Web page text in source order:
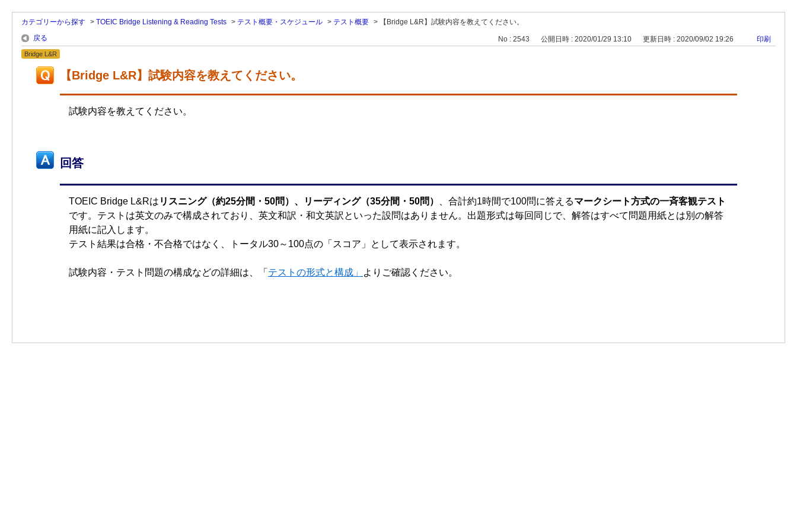
カテゴリーから探す > TOEIC Bridge Listening & Reading Tests > テスト概要・スケジュール > テスト概要 >
【Bridge L&R】試験内容を教えてください。
戻る
No : 2543 公開日時 : 2020/01/29 13:10 更新日時 : 2020/09/02 19:26 印刷
Bridge L&R
【Bridge L&R】試験内容を教えてください。
試験内容を教えてください。
回答
TOEIC Bridge L&Rは リスニング（約25分間・50問）、リーディング（35分間・50問） 、合計約1時間で100問に答えるマークシート方式の一斉客観テスト
です。テストは英文のみで構成されており、英文和訳・和文英訳といった設問はありません。出題形式は毎回同じで、解答はすべて問題用紙とは別の解答
用紙に記入します。
テスト結果は合格・不合格ではなく、トータル30～100点の「スコア」として表示されます。
試験内容・テスト問題の構成などの詳細は、「 テストの形式と構成」 よりご確認ください。